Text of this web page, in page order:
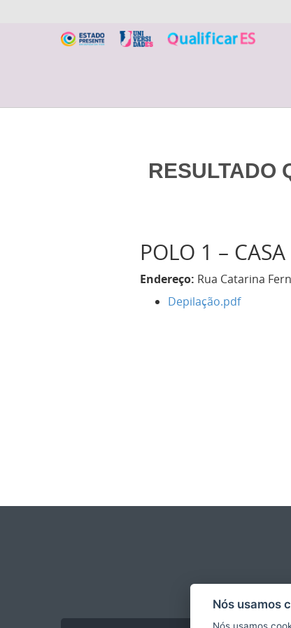
RESULTADO
POLO 1 –
Endereço: Rua Catarina
Depilação.pdf
Nós usamos